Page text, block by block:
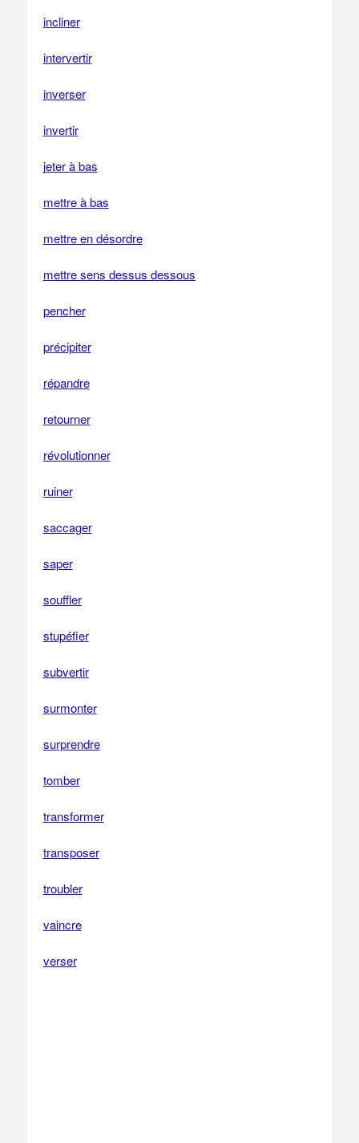
incliner
intervertir
inverser
invertir
jeter à bas
mettre à bas
mettre en désordre
mettre sens dessus dessous
pencher
précipiter
répandre
retourner
révolutionner
ruiner
saccager
saper
souffler
stupéfier
subvertir
surmonter
surprendre
tomber
transformer
transposer
troubler
vaincre
verser